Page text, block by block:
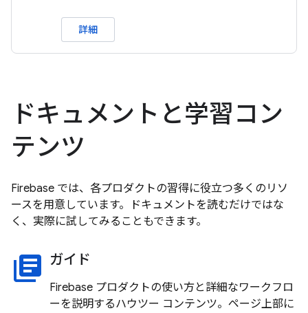
詳細
ドキュメントと学習コン
テンツ
Firebase では、各プロダクトの習得に役立つ多くのリソ
ースを用意しています。ドキュメントを読むだけではな
く、実際に試してみることもできます。
library_books ガイド
Firebase プロダクトの使い方と詳細なワークフロ
ーを説明するハウツー コンテンツ。ページ上部に